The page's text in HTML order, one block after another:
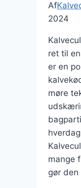
Af
2024
ret til
er en
møre
mange
gør